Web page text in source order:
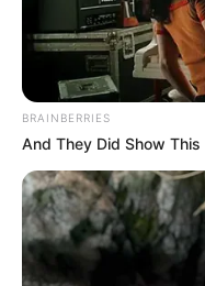
BRAINBERRIES
And They Did Show